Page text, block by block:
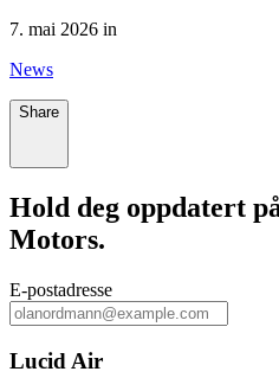
7. mai 2026 in
News
Share
Hold deg oppdatert
Motors.
E‑postadresse
Lucid Air